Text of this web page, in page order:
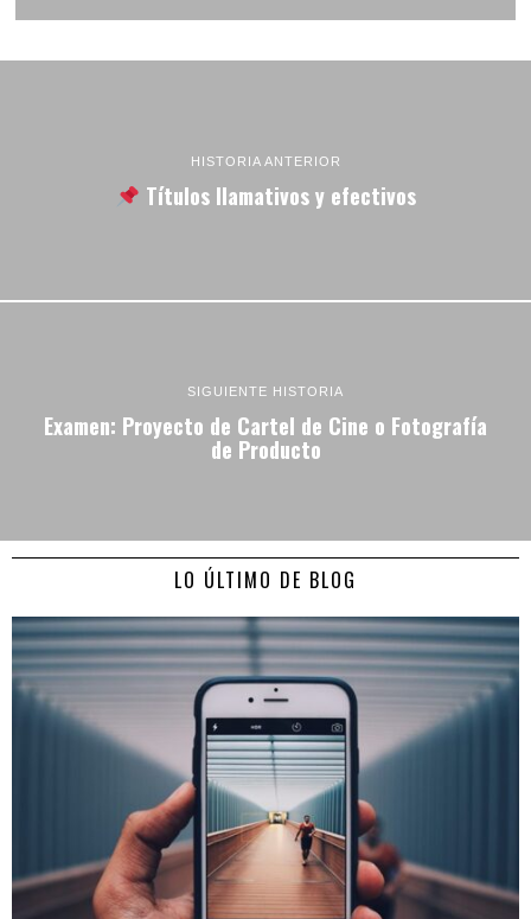
HISTORIA ANTERIOR
Títulos llamativos y efectivos
SIGUIENTE HISTORIA
Examen: Proyecto de Cartel de Cine o Fotografía
de Producto
LO ÚLTIMO DE BLOG